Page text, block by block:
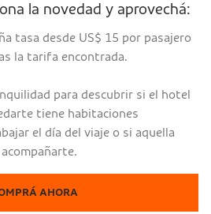
la novedad y aprovechá:
tasa desde US$ 15 por pasajero
la tarifa encontrada.
para descubrir si el hotel
tiene habitaciones
el día del viaje o si aquella
AHORA